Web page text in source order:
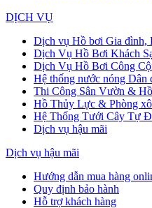
DỊCH VỤ
Dịch vụ Hồ bơi Gia đình,
Dịch Vụ Hồ Bơi Khách
Dịch Vụ Hồ Bơi Công
Hệ thống nước nóng
Thi Công Sân Vườn &
Hồ Thủy Lực & Phòng
Hệ Thống Tưới Cây Tự
Dịch vụ hậu mãi
Dịch vụ hậu mãi
Hướng dẫn mua hàng
Quy định bảo hành
Hỗ trợ khách hàng